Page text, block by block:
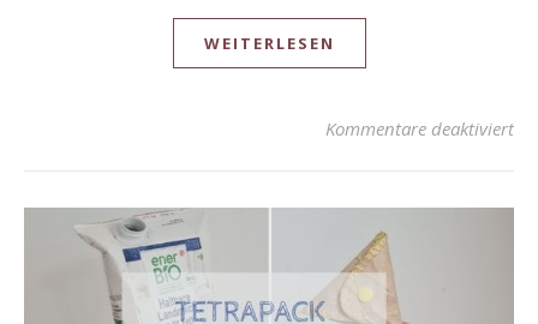
WEITERLESEN
Kommentare deaktiviert